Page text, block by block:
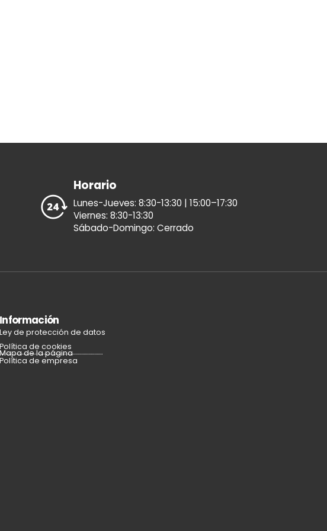
Horario
Lunes-Jueves: 8:30-13:30 | 15:00–17:30
Viernes: 8:30-13:30
Sábado-Domingo: Cerrado
Información
Ley de protección de datos
Política de cookies
Política de empresa
Mapa de la página